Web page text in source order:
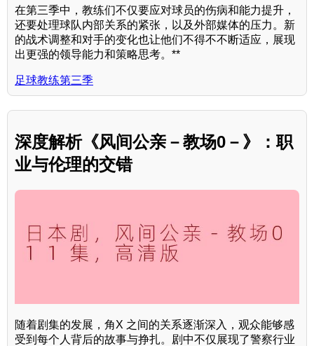
在第三季中，教练们不仅要应对球员的伤病和能力提升，
还要处理球队内部关系的紧张，以及外部媒体的压力。新
的战术调整和对手的变化也让他们不得不不断适应，展现
出更强的领导能力和策略思考。**
足球教练第三季
深度解析《风间公亲－教场0－》：职
业与伦理的交错
随着剧集的发展，角X 之间的关系逐渐深入，观众能够感
受到每个人背后的故事与挣扎。剧中不仅展现了警察行业